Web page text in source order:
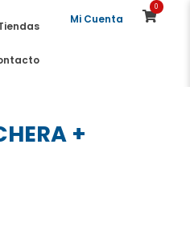
Mi Cuenta
0
+